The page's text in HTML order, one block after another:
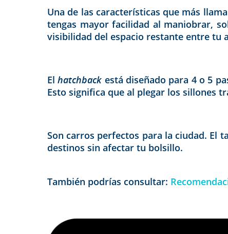
Una de las características que más
tengas mayor facilidad al maniobrar,
visibilidad del espacio restante entre tu
Elhatchback está diseñado para 4 o 5
Esto significa que al plegar los sillones
Son carros perfectos para la ciudad. El
destinos sin afectar tu bolsillo.
También podrías consultar: